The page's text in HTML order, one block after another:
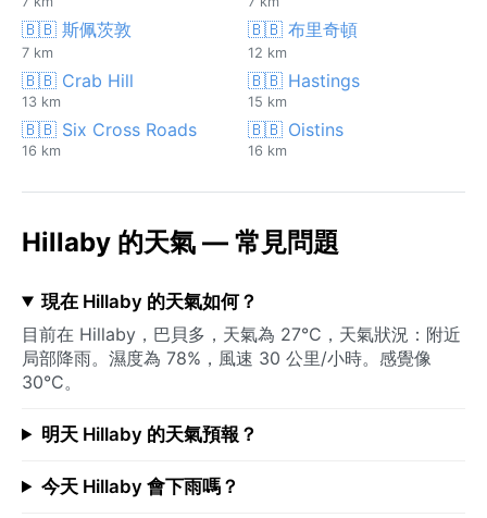
🇧🇧 斯佩茨敦
7 km
🇧🇧 布里奇頓
12 km
🇧🇧 Crab Hill
13 km
🇧🇧 Hastings
15 km
🇧🇧 Six Cross Roads
16 km
🇧🇧 Oistins
16 km
Hillaby 的天氣 — 常見問題
現在 Hillaby 的天氣如何？
目前在 Hillaby，巴貝多，天氣為 27°C，天氣狀況：附近
局部降雨。濕度為 78%，風速 30 公里/小時。感覺像
30°C。
明天 Hillaby 的天氣預報？
今天 Hillaby 會下雨嗎？